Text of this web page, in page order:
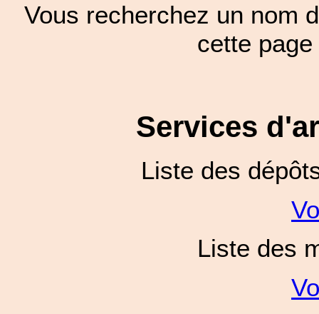
Vous recherchez un nom
cette
Services
Liste des
Liste des